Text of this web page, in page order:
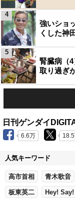
強いショ
くした神
4
腎臓病（
取り過ぎ
5
日刊ゲンダイ
6.6万
人気キーワード
高市首相 青木歌音
板東英二 Hey!